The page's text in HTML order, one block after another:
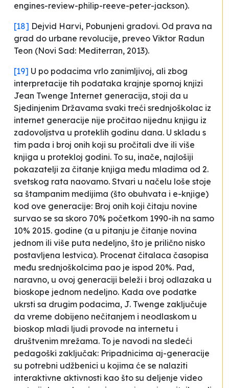
engines-review-philip-reeve-peter-jackson).
[18] Dejvid Harvi, Pobunjeni gradovi. Od prava na
grad do urbane revolucije, preveo Viktor Radun
Teon (Novi Sad: Mediterran, 2013).
[19] U po podacima vrlo zanimljivoj, ali zbog
interpretacije tih podataka krajnje spornoj knjizi
Jean Twenge Internet generacija, stoji da u
Sjedinjenim Državama svaki treći srednjoškolac iz
internet generacije nije pročitao nijednu knjigu iz
zadovoljstva u proteklih godinu dana. U skladu s
tim pada i broj onih koji su pročitali dve ili više
knjiga u protekloj godini. To su, inače, najlošiji
pokazatelji za čitanje knjiga među mladima od 2.
svetskog rata naovamo. Stvari u načelu loše stoje
sa štampanim medijima (što obuhvata i e-knjige)
kod ove generacije: Broj onih koji čitaju novine
survao se sa skoro 70% početkom 1990-ih na samo
10% 2015. godine (a u pitanju je čitanje novina
jednom ili više puta nedeljno, što je prilično nisko
postavljena lestvica). Procenat čitalaca časopisa
među srednjoškolcima pao je ispod 20%. Pad,
naravno, u ovoj generaciji beleži i broj odlazaka u
bioskope jednom nedeljno. Kada ove podatke
ukrsti sa drugim podacima, J. Twenge zaključuje
da vreme dobijeno nečitanjem i neodlaskom u
bioskop mladi ljudi provode na internetu i
društvenim mrežama. To je navodi na sledeći
pedagoški zaključak: Pripadnicima aj-generacije
su potrebni udžbenici u kojima će se nalaziti
interaktivne aktivnosti kao što su deljenje video